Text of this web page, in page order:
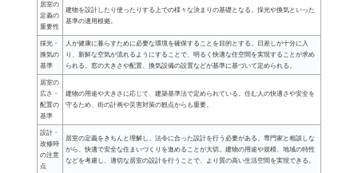
居室の
定義の
重要性
建物を設計したり使ったりする上での様々な決まりの基礎となる。採光や換気といった
基準の適用根拠。
採光・
換気の
基準
人が健康に暮らすために必要な環境を確保することを目的とする。日差しが十分に入
り、新鮮な空気が流れるようにすることで、明るく快適な住空間を実現することが求め
られる。窓の大きさや配置、換気設備の設置などが基準に基づいて定められる。
居室の
広さ・
配置の
基準
建物の用途や大きさに応じて、建築基準法で定められている。住む人の快適さや安全を
守るため、街の計画や災害対策の観点からも重要。
設計・
改修時
の注意
点
居室の定義をきちんと理解し、法令に合った設計を行う必要がある。専門家と相談しな
がら、快適で安全な住まいづくりを進めることが大切。建物の用途や規模、地域の特性
などを考慮し、適切な居室の設計を行うことで、より質の高い生活空間を実現できる。